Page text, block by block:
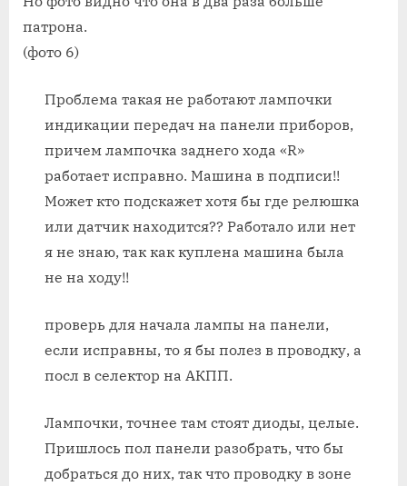
патрона.
(фото 6)
Проблема такая не работают лампочки
индикации передач на панели приборов,
причем лампочка заднего хода «R»
работает исправно. Машина в подписи!!
Может кто подскажет хотя бы где релюшка
или датчик находится?? Работало или нет
я не знаю, так как куплена машина была
не на ходу!!
проверь для начала лампы на панели,
если исправны, то я бы полез в проводку, а
посл в селектор на АКПП.
Лампочки, точнее там стоят диоды, целые.
Пришлось пол панели разобрать, что бы
добраться до них, так что проводку в зоне